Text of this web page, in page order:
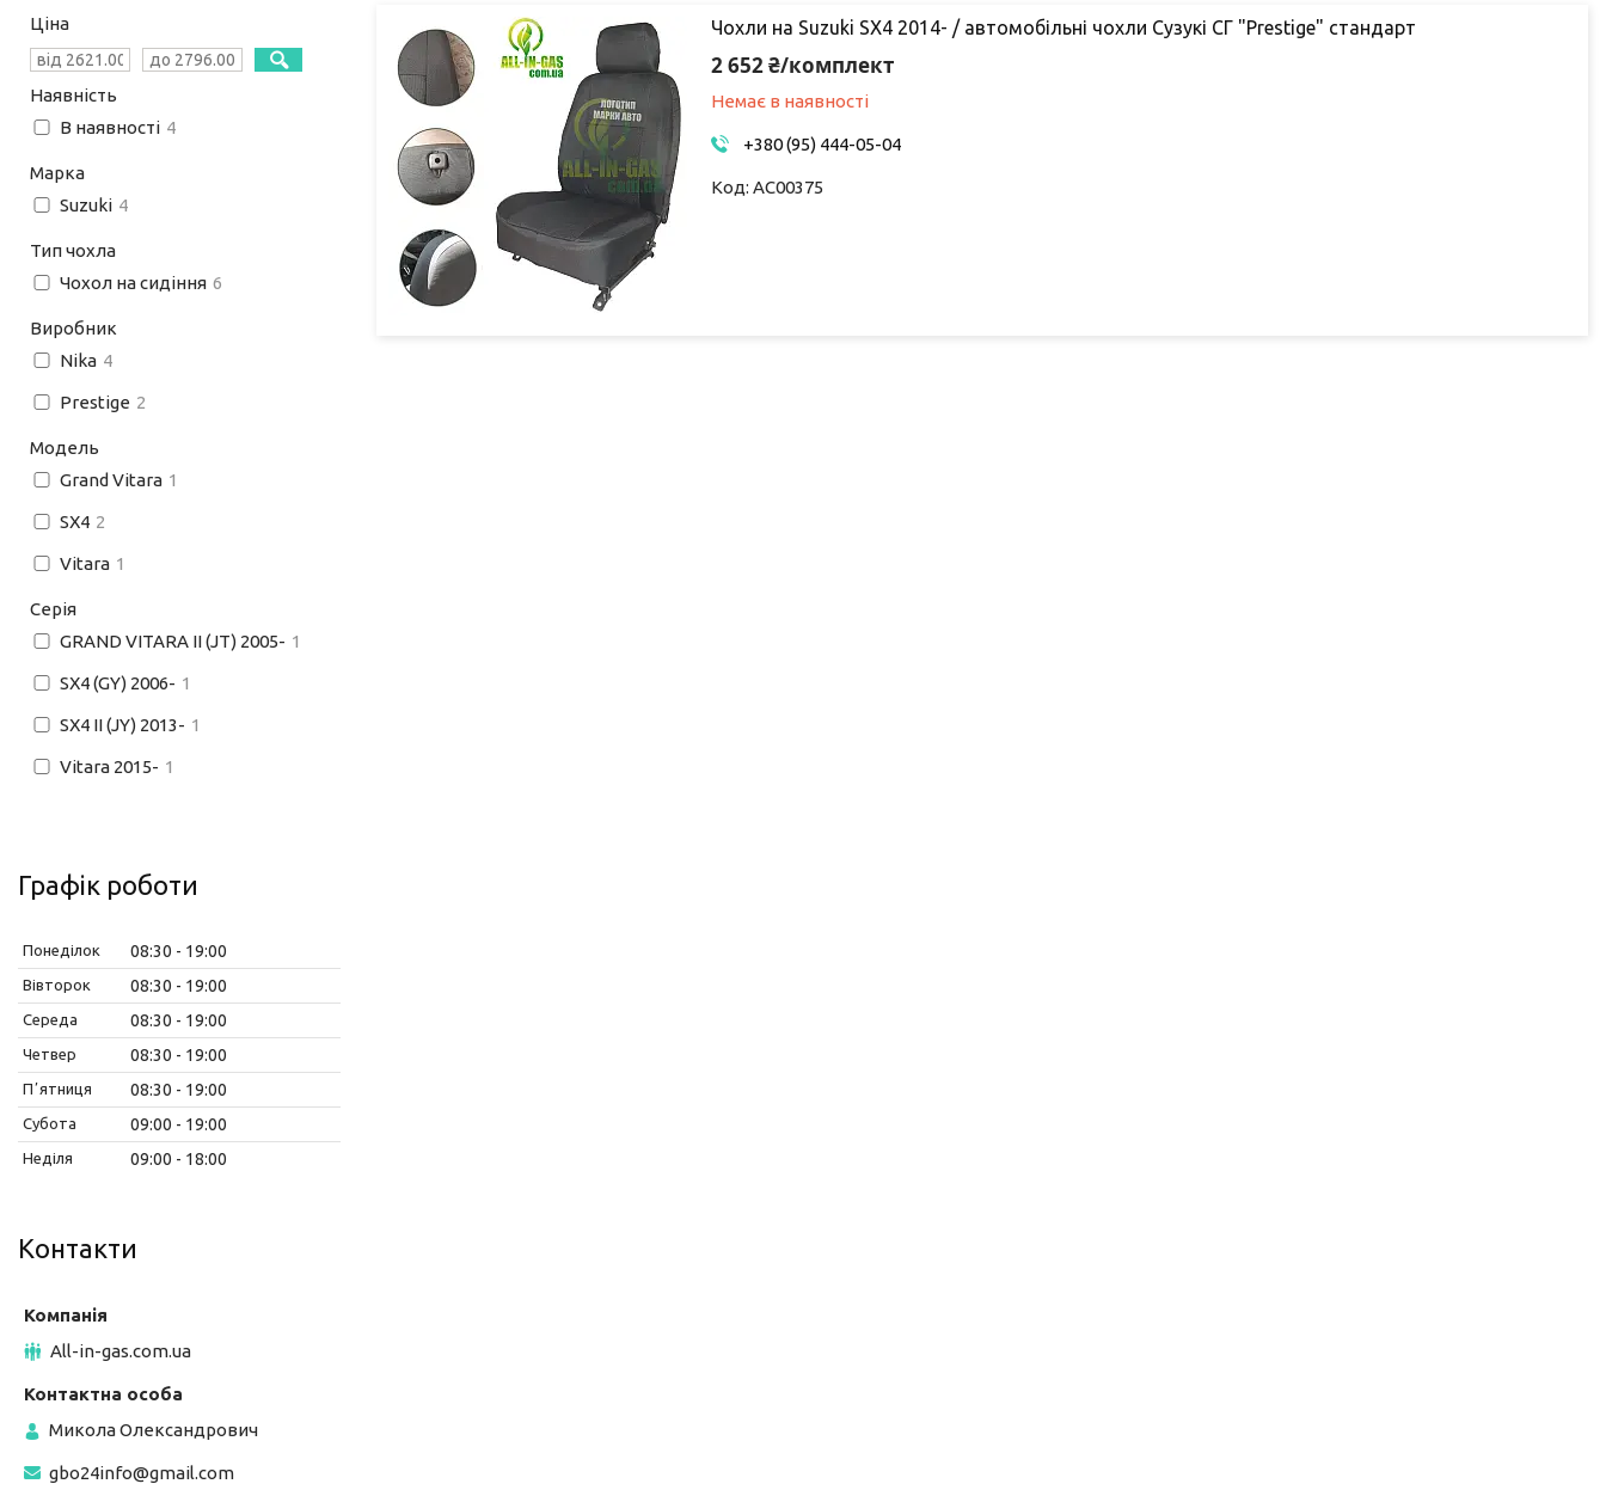
Чохли на Suzuki SX4 2014- / автомобільні чохли Сузукі СГ "Prestige" стандарт
2 652 ₴/комплект
Немає в наявності
+380 (95) 444-05-04
AC00375
Ціна
Наявність
В наявності 4
Марка
Suzuki 4
Тип чохла
Чохол на сидіння 6
Виробник
Nika 4
Prestige 2
Модель
Grand Vitara 1
SX4 2
Vitara 1
Серія
GRAND VITARA II (JT) 2005- 1
SX4 (GY) 2006- 1
SX4 II (JY) 2013- 1
Vitara 2015- 1
Графік роботи
Понеділок 08:30 19:00
Вівторок 08:30 19:00
Середа 08:30 19:00
Четвер 08:30 19:00
Пʼятниця 08:30 19:00
Субота 09:00 19:00
Неділя 09:00 18:00
Контакти
All-in-gas.com.ua
Микола Олександрович
gbo24info@gmail.com